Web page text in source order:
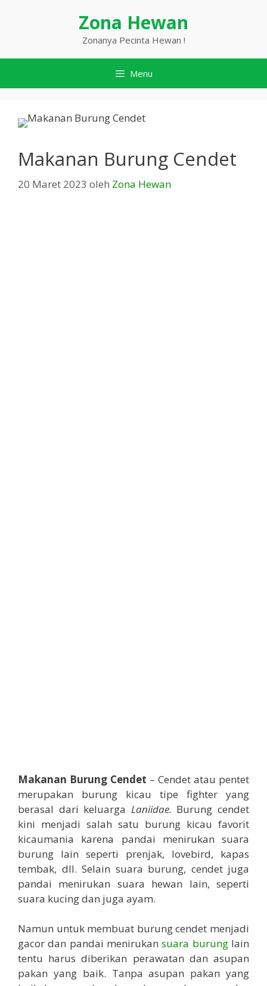
Zona Hewan
Zonanya Pecinta Hewan !
Menu
Makanan Burung Cendet
20 Maret 2023 oleh Zona Hewan
Makanan Burung Cendet – Cendet atau pentet
merupakan burung kicau tipe fighter yang
berasal dari keluarga Laniidae. Burung cendet
kini menjadi salah satu burung kicau favorit
kicaumania karena pandai menirukan suara
burung lain seperti prenjak, lovebird, kapas
tembak, dll. Selain suara burung, cendet juga
pandai menirukan suara hewan lain, seperti
suara kucing dan juga ayam.
Namun untuk membuat burung cendet menjadi
gacor dan pandai menirukansuara burunglain
tentu harus diberikan perawatan dan asupan
pakan yang baik. Tanpa asupan pakan yang